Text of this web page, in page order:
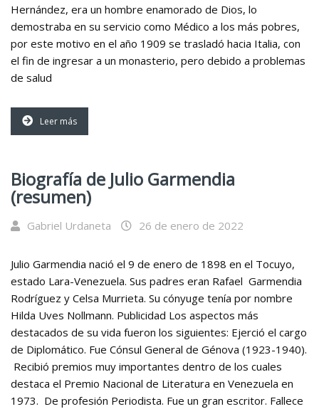
Hernández, era un hombre enamorado de Dios, lo
demostraba en su servicio como Médico a los más pobres,
por este motivo en el año 1909 se trasladó hacia Italia, con
el fin de ingresar a un monasterio, pero debido a problemas
de salud
Leer más
Biografía de Julio Garmendia
(resumen)
Gabriel Urdaneta 26 de enero de 2022
Julio Garmendia nació el 9 de enero de 1898 en el Tocuyo,
estado Lara-Venezuela. Sus padres eran Rafael Garmendia
Rodríguez y Celsa Murrieta. Su cónyuge tenía por nombre
Hilda Uves Nollmann. Publicidad Los aspectos más
destacados de su vida fueron los siguientes: Ejerció el cargo
de Diplomático. Fue Cónsul General de Génova (1923-1940).
Recibió premios muy importantes dentro de los cuales
destaca el Premio Nacional de Literatura en Venezuela en
1973. De profesión Periodista. Fue un gran escritor. Fallece